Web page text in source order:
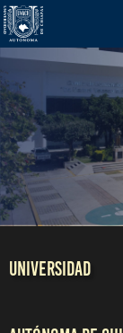
UNIVERSIDAD